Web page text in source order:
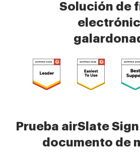
Solución de
Prueba airSlate
documento de